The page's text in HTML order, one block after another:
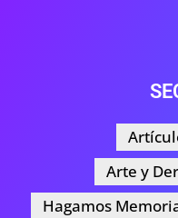
Arte y
Hagamos